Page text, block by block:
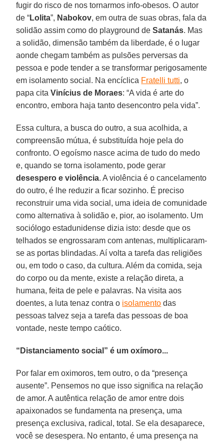
fugir do risco de nos tornarmos info-obesos. O autor
de “Lolita”, Nabokov, em outra de suas obras, fala da
solidão assim como do playground deSatanás. Mas
a solidão, dimensão também da liberdade, é o lugar
aonde chegam também as pulsões perversas da
pessoa e pode tender a se transformar perigosamente
em isolamento social. Na encíclica Fratelli tutti, o
papa citaVinícius de Moraes: “A vida é arte do
encontro, embora haja tanto desencontro pela vida”.
Essa cultura, a busca do outro, a sua acolhida, a
compreensão mútua, é substituída hoje pela do
confronto. O egoísmo nasce acima de tudo do medo
e, quando se torna isolamento, pode gerar
desespero e violência. A violência é o cancelamento
do outro, é lhe reduzir a ficar sozinho. É preciso
reconstruir uma vida social, uma ideia de comunidade
como alternativa à solidão e, pior, ao isolamento. Um
sociólogo estadunidense dizia isto: desde que os
telhados se engrossaram com antenas, multiplicaram-
se as portas blindadas. Aí volta a tarefa das religiões
ou, em todo o caso, da cultura. Além da comida, seja
do corpo ou da mente, existe a relação direta, a
humana, feita de pele e palavras. Na visita aos
doentes, a luta tenaz contra o isolamento das
pessoas talvez seja a tarefa das pessoas de boa
vontade, neste tempo caótico.
“Distanciamento social” é um oxímoro...
Por falar em oximoros, tem outro, o da “presença
ausente”. Pensemos no que isso significa na relação
de amor. A autêntica relação de amor entre dois
apaixonados se fundamenta na presença, uma
presença exclusiva, radical, total. Se ela desaparece,
você se desespera. No entanto, é uma presença na